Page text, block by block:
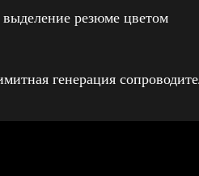
резюме цветом
генерация